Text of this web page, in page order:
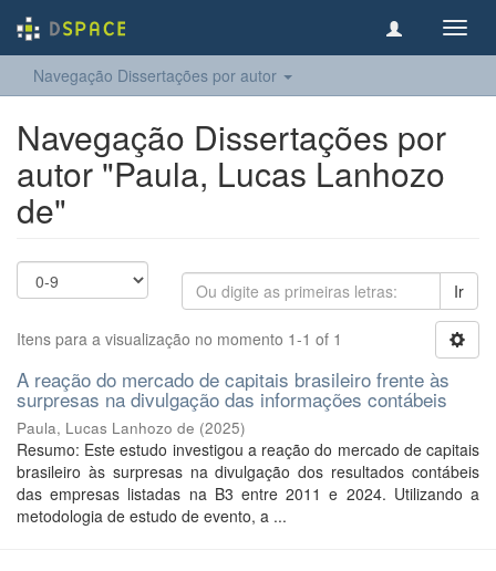
Navegação Dissertações por autor
Navegação Dissertações por
autor "Paula, Lucas Lanhozo
de"
Ir
Itens para a visualização no momento 1-1 of 1
A reação do mercado de capitais brasileiro frente às
surpresas na divulgação das informações contábeis
Paula, Lucas Lanhozo de (2025)
Resumo: Este estudo investigou a reação do mercado de capitais
brasileiro às surpresas na divulgação dos resultados contábeis
das empresas listadas na B3 entre 2011 e 2024. Utilizando a
metodologia de estudo de evento, a ...